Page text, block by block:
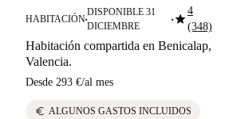
HABITACIÓN■
DISPONIBLE 31
DICIEMBRE
■star4
(348)
Habitación compartida en Benicalap,
Valencia.
Desde 293 €/al mes
euro ALGUNOS GASTOS INCLUIDOS